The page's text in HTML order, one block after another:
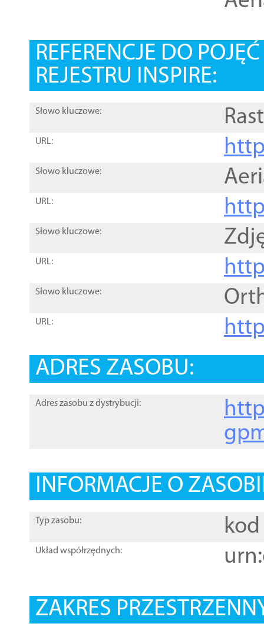
REFERENCJE DO
REJESTRU INSPIRE:
Słowo kluczowe:
URL:
Słowo kluczowe:
URL:
Słowo kluczowe:
URL:
Słowo kluczowe:
URL:
ADRES ZASOBU:
Adres zasobu z dystrybucji:
INFORMACJE O
Typ zasobu: kod
Układ współrzędnych:
ZAKRES